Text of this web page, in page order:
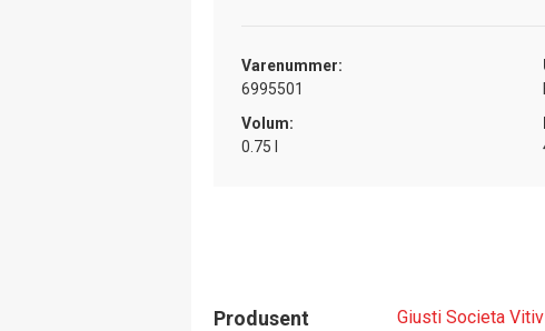
Varenummer:
6995501
Volum:
0.75 l
Produsent Giusti Societa